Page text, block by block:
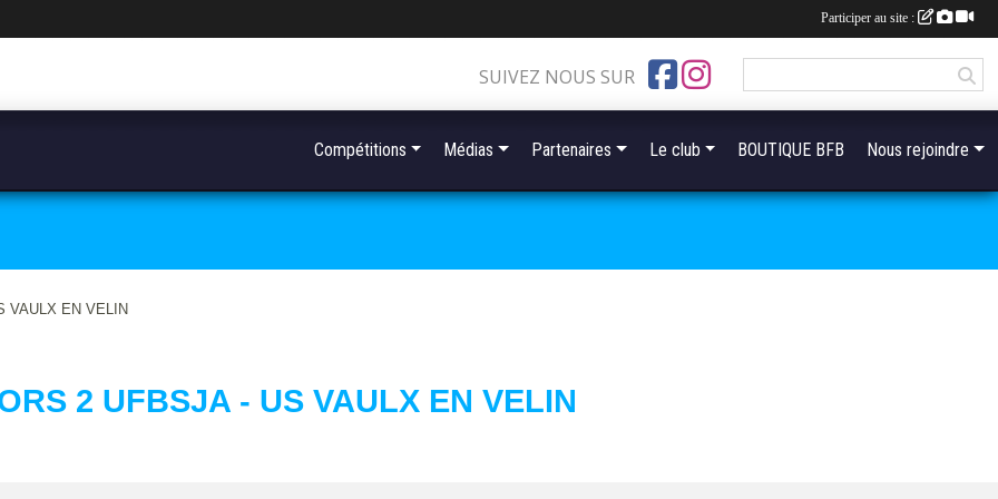
VAULX EN VELIN
2 UFBSJA - US VAULX EN VELIN
SUIVEZ NOUS SUR
Compétitions Médias Partenaires Le club BOUTIQUE BFB Nous rejoindre
Participer au site :